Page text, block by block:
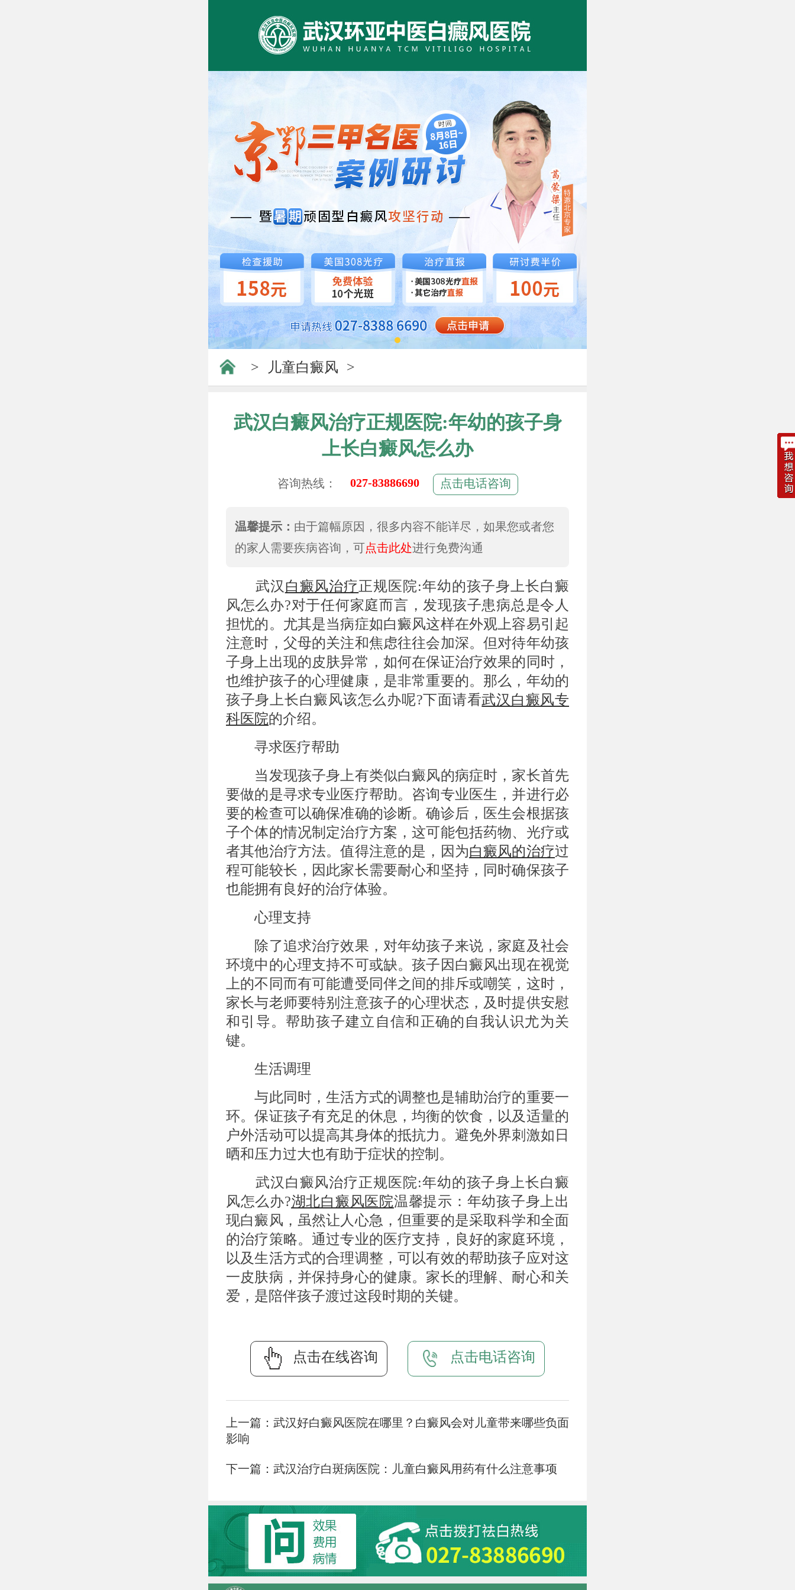
> 儿童白癜风 >
武汉白癜风治疗正规医院:年幼的孩子身
上长白癜风怎么办
咨询热线： 027-83886690 点击电话咨询
温馨提示： 由于篇幅原因，很多内容不能详尽，如果您或者您
的家人需要疾病咨询，可点击此处进行免费沟通
武汉白癜风治疗正规医院:年幼的孩子身上长白癜
风怎么办?对于任何家庭而言，发现孩子患病总是令人
担忧的。尤其是当病症如白癜风这样在外观上容易引起
注意时，父母的关注和焦虑往往会加深。但对待年幼孩
子身上出现的皮肤异常，如何在保证治疗效果的同时，
也维护孩子的心理健康，是非常重要的。那么，年幼的
孩子身上长白癜风该怎么办呢?下面请看武汉白癜风专
科医院的介绍。
寻求医疗帮助
当发现孩子身上有类似白癜风的病症时，家长首先
要做的是寻求专业医疗帮助。咨询专业医生，并进行必
要的检查可以确保准确的诊断。确诊后，医生会根据孩
子个体的情况制定治疗方案，这可能包括药物、光疗或
者其他治疗方法。值得注意的是，因为白癜风的治疗过
程可能较长，因此家长需要耐心和坚持，同时确保孩子
也能拥有良好的治疗体验。
心理支持
除了追求治疗效果，对年幼孩子来说，家庭及社会
环境中的心理支持不可或缺。孩子因白癜风出现在视觉
上的不同而有可能遭受同伴之间的排斥或嘲笑，这时，
家长与老师要特别注意孩子的心理状态，及时提供安慰
和引导。帮助孩子建立自信和正确的自我认识尤为关
键。
生活调理
与此同时，生活方式的调整也是辅助治疗的重要一
环。保证孩子有充足的休息，均衡的饮食，以及适量的
户外活动可以提高其身体的抵抗力。避免外界刺激如日
晒和压力过大也有助于症状的控制。
武汉白癜风治疗正规医院:年幼的孩子身上长白癜
风怎么办?湖北白癜风医院温馨提示：年幼孩子身上出
现白癜风，虽然让人心急，但重要的是采取科学和全面
的治疗策略。通过专业的医疗支持，良好的家庭环境，
以及生活方式的合理调整，可以有效的帮助孩子应对这
一皮肤病，并保持身心的健康。家长的理解、耐心和关
爱，是陪伴孩子渡过这段时期的关键。
点击在线咨询 点击电话咨询
上一篇： 武汉好白癜风医院在哪里？白癜风会对儿童带来哪些负面
影响
下一篇： 武汉治疗白斑病医院：儿童白癜风用药有什么注意事项